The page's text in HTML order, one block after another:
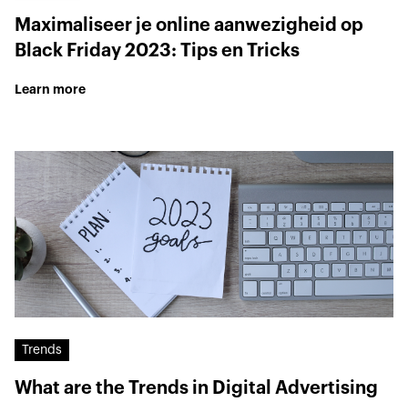
Maximaliseer je online aanwezigheid op
Black Friday 2023: Tips en Tricks
Learn more
Trends
What are the Trends in Digital Advertising